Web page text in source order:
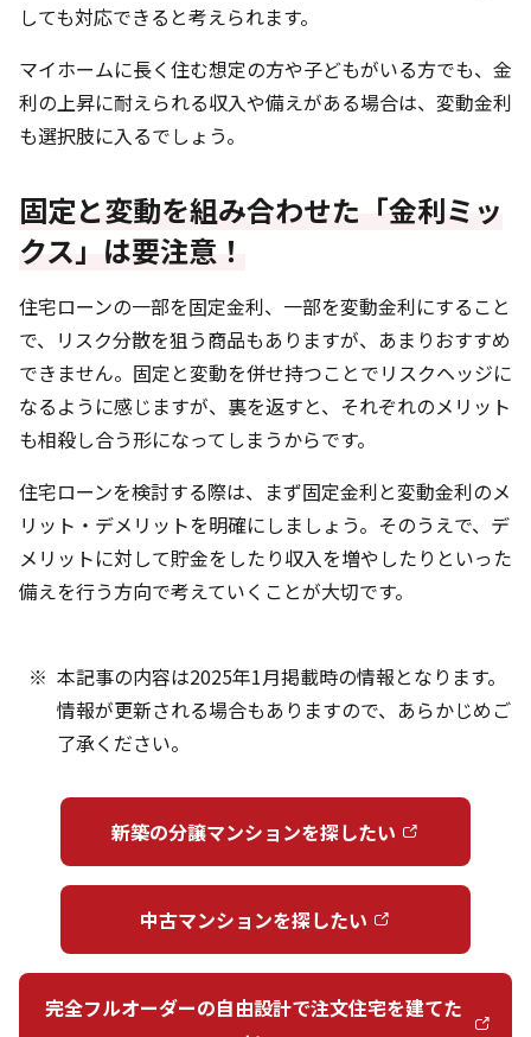
しても対応できると考えられます。
マイホームに長く住む想定の方や子どもがいる方でも、金
利の上昇に耐えられる収入や備えがある場合は、変動金利
も選択肢に入るでしょう。
固定と変動を組み合わせた「金利ミッ
クス」は要注意！
住宅ローンの一部を固定金利、一部を変動金利にすること
で、リスク分散を狙う商品もありますが、あまりおすすめ
できません。固定と変動を併せ持つことでリスクヘッジに
なるように感じますが、裏を返すと、それぞれのメリット
も相殺し合う形になってしまうからです。
住宅ローンを検討する際は、まず固定金利と変動金利のメ
リット・デメリットを明確にしましょう。そのうえで、デ
メリットに対して貯金をしたり収入を増やしたりといった
備えを行う方向で考えていくことが大切です。
本記事の内容は2025年1月掲載時の情報となります。
情報が更新される場合もありますので、あらかじめご
了承ください。
新築の分譲マンションを探したい
中古マンションを探したい
完全フルオーダーの自由設計で注文住宅を建てた